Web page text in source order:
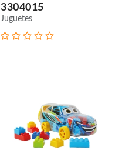
3304015
Juguetes